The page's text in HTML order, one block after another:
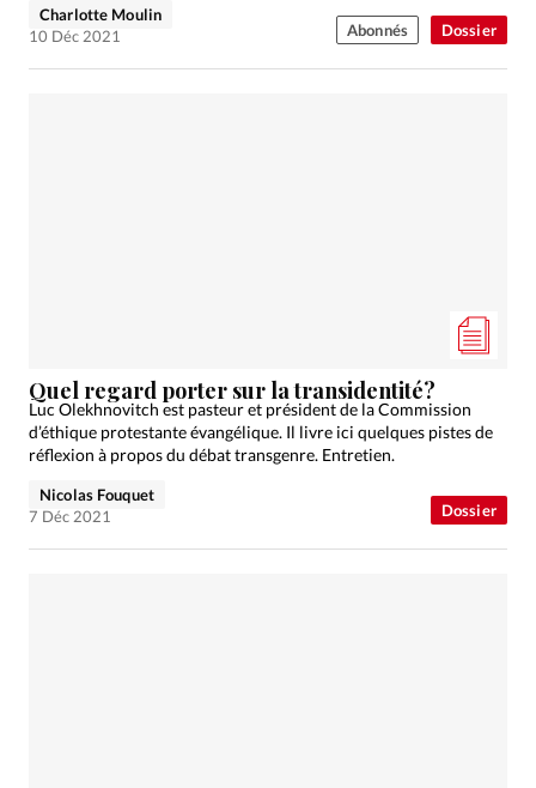
Actualité internationale
Chronique
Culture
Dossier
Eglises Foi Génération réveil
Monde
Dossier
Charlotte Moulin
10 Déc 2021
Abonnés
Dossier
Quel regard porter sur la transidentité?
Luc Olekhnovitch est pasteur et président de la Commission
d’éthique protestante évangélique. Il livre ici quelques pistes de
réflexion à propos du débat transgenre. Entretien.
Nicolas Fouquet
7 Déc 2021